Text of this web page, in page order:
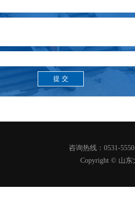
咨询热线：0531-
Copyright © 山